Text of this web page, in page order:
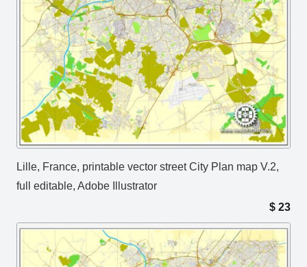
Lille, France, printable vector street City Plan map V.2,
full editable, Adobe Illustrator
$ 23